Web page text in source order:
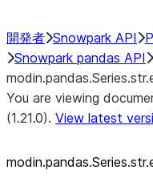
開発者 Snowpark API
Snowpark pandas API
You are viewing
(1.21.0). View latest